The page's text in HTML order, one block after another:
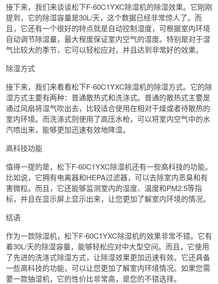
接下来，我们来谈谈松下F-60C1YXC除湿机的除湿效果。它刚刚
提到，它的除湿容量是30L/天，这个数据已经非常惊人了。而
且，它还有一个很好的特点就是自动控制湿度，可根据室内环境
自动调节除湿量，最大程度保证室内空气的湿度。特别是对于湿
气比较大的季节，它可以轻松应对，并且达到非常好的效果。
除湿方式
接下来，我们来看看松下F-60C1YXC除湿机的除湿方式。它的除
湿方式主要有两种：普通散热式和洗涤式。普通的散热式主要是
通过风扇将湿气吹出去，比较适合使用在相对干燥或者待散热的
室内环境。而洗涤式则使用了高压水枪，可以将室内空气中的水
汽喷出来，能够更加迅速有效地降湿。
高科技功能
值得一提的是，松下F-60C1YXC除湿机还有一些高科技的功能。
比如说，它拥有电离器和HEPA过滤器，可以去除室内恶臭和有
害微粒。而且，它还能够监测室内的湿度、温度和PM2.5等指
标，并且在显示屏上显示出来，让您更加了解室内环境的情况。
结语
作为一款除湿机，松下F-60C1YXC除湿机的效果非常不错。它有
着30L/天的除湿容量，能够轻松应对中大型空间。而且，它使用
了先进的洗涤式除湿方式，让除湿效果更加迅速有效。它还具备
一些高科技的功能，可以让您更加了解室内环境情况。如果您需
要一款抽湿机，它的性价比非常高，是您的不错选择。